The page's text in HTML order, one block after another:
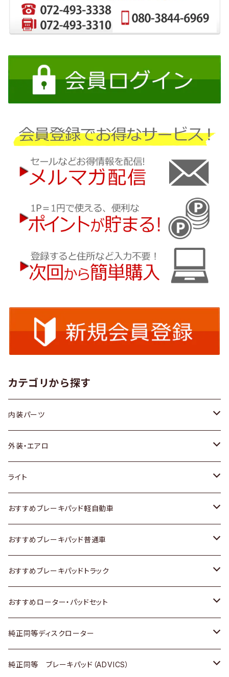
カテゴリから探す
内装パーツ
トヨタ
ホンダ
スズキ
日産
いすゞ
ダイハツ
マツダ
三菱
外装・エアロ
トヨタ
ホンダ
スズキ
日産
いすゞ
ダイハツ
マツダ
ライト
トヨタ
スズキ
日産
いすゞ
ダイハツ
三菱
おすすめブレーキパッド軽自動車
トヨタ
ホンダ
スズキ
日産
ダイハツ
おすすめブレーキパッド普通車
トヨタ
ホンダ
スズキ
日産
おすすめブレーキパッドトラック
トヨタ
日産
いすゞ
おすすめローター・パッドセット
トヨタ
ホンダ
純正同等ディスクローター
トヨタ
純正同等 ブレーキパッド（ADVICS）